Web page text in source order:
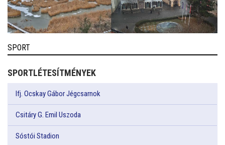
SPORT
SPORTLÉTESÍTMÉNYEK
Ifj. Ocskay Gábor Jégcsarnok
Csitáry G. Emil Uszoda
Sóstói Stadion